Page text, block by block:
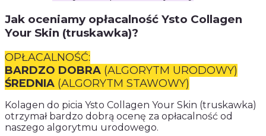
Jak oceniamy opłacalność Ysto Collagen
Your Skin (truskawka)?
OPŁACALNOŚĆ:
BARDZO DOBRA (ALGORYTM URODOWY)
ŚREDNIA (ALGORYTM STAWOWY)
Kolagen do picia Ysto Collagen Your Skin (truskawka)
otrzymał bardzo dobrą ocenę za opłacalność od
naszego algorytmu urodowego.